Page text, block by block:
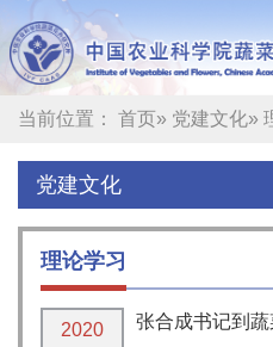
当前位置： 首页» 党建文化»
党建文化
理论学习
2020
张合成书记到